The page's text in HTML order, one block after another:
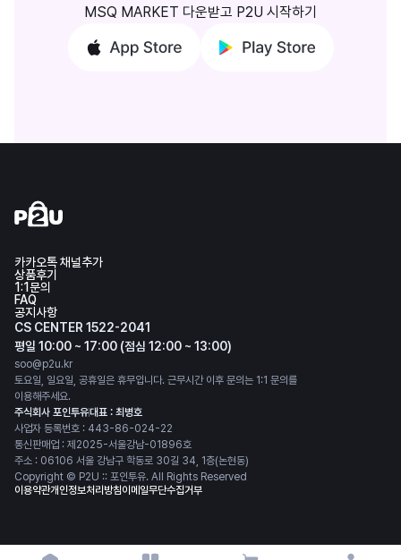
카카오톡 채널추가
상품후기
1:1문의
FAQ
공지사항
CS CENTER 1522-2041
평일 10:00 ~ 17:00 (점심 12:00 ~ 13:00)
soo@p2u.kr
토요일, 일요일, 공휴일은 휴무입니다. 근무시간 이후 문의는 1:1 문의를
이용해주세요.
주식회사 포인투유대표 : 최병호
사업자 등록번호 : 443-86-024-22
통신판매업 : 제2025-서울강남-01896호
주소 : 06106 서울 강남구 학동로 30길 34, 1층(논현동)
Copyright © P2U :: 포인투유. All Rights Reserved
이용약관개인정보처리방침이메일무단수집거부